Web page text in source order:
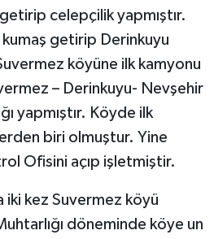
celepçilik yapmıştır.
getirip Derinkuyu
köyüne ilk kamyonu
– Derinkuyu- Nevşehir
yapmıştır. Köyde ilk
biri olmuştur. Yine
Ofisini açıp işletmiştir.
iki kez Suvermez köyü
döneminde köye un